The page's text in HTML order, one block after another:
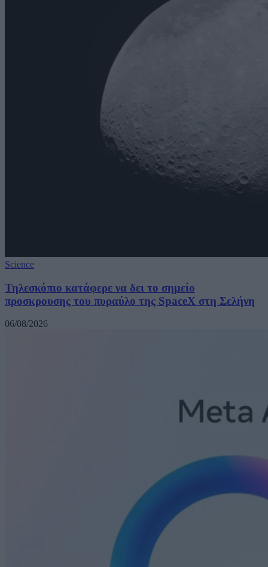
Science
Τηλεσκόπιο κατάφερε να δει το σημείο
προσκρουσης του πυραύλο της SpaceX στη Σελήνη
06/08/2026